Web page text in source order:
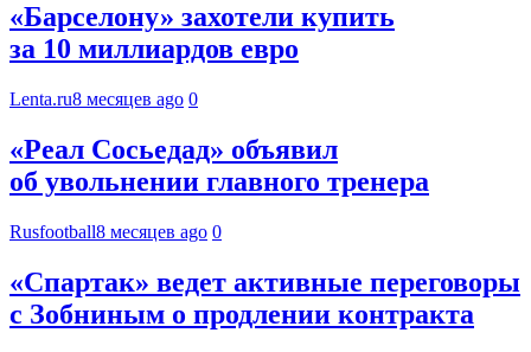
«Барселону» захотели купить
за 10 миллиардов евро
Lenta.ru8 месяцев ago 0
«Реал Сосьедад» объявил
об увольнении главного тренера
Rusfootball8 месяцев ago 0
«Спартак» ведет активные переговоры
с Зобниным о продлении контракта